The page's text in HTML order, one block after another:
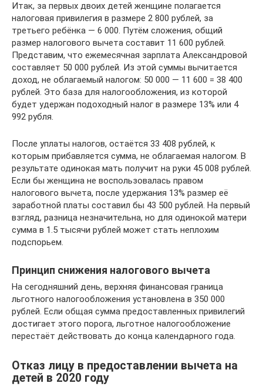
Итак, за первых двоих детей женщине полагается
налоговая привилегия в размере 2 800 рублей, за
третьего ребёнка — 6 000. Путём сложения, общий
размер налогового вычета составит 11 600 рублей.
Представим, что ежемесячная зарплата Александровой
составляет 50 000 рублей. Из этой суммы вычитается
доход, не облагаемый налогом: 50 000 — 11 600 = 38 400
рублей. Это база для налогообложения, из которой
будет удержан подоходный налог в размере 13% или 4
992 рубля.
После уплаты налогов, остаётся 33 408 рублей, к
которым прибавляется сумма, не облагаемая налогом. В
результате одинокая мать получит на руки 45 008 рублей.
Если бы женщина не воспользовалась правом
налогового вычета, после удержания 13% размер её
заработной платы составил бы 43 500 рублей. На первый
взгляд, разница незначительна, но для одинокой матери
сумма в 1.5 тысячи рублей может стать неплохим
подспорьем.
Принцип снижения налогового вычета
На сегодняшний день, верхняя финансовая граница
льготного налогообложения установлена в 350 000
рублей. Если общая сумма предоставленных привилегий
достигает этого порога, льготное налогообложение
перестаёт действовать до конца календарного года.
Отказ лицу в предоставлении вычета на
детей в 2020 году